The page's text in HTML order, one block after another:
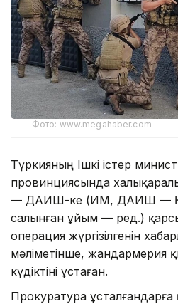
Фото: www.megahaber.com
Түркияның Ішкі істер
провинциясында
— ДАИШ-ке (ИМ, ДАИШ —
салынған ұйым — ред.)
операция жүргізілгенін
мәліметінше, жандармерия
күдіктіні ұстаған.
Прокуратура